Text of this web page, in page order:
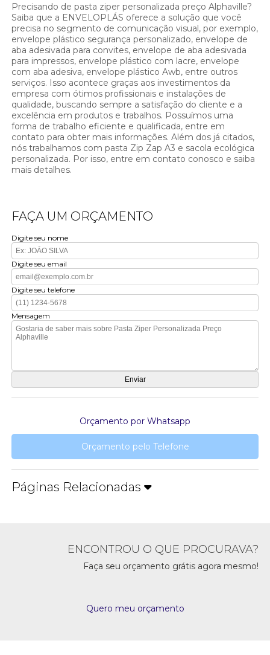
Precisando de pasta ziper personalizada preço Alphaville?
Saiba que a ENVELOPLÁS oferece a solução que você
precisa no segmento de comunicação visual, por exemplo,
envelope plástico segurança personalizado, envelope de
aba adesivada para convites, envelope de aba adesivada
para impressos, envelope plástico com lacre, envelope
com aba adesiva, envelope plástico Awb, entre outros
serviços. Isso acontece graças aos investimentos da
empresa com ótimos profissionais e instalações de
qualidade, buscando sempre a satisfação do cliente e a
excelência em produtos e trabalhos. Possuímos uma
forma de trabalho eficiente e qualificada, entre em
contato para obter mais informações. Além dos já citados,
nós trabalhamos com pasta Zip Zap A3 e sacola ecológica
personalizada. Por isso, entre em contato conosco e saiba
mais detalhes.
FAÇA UM ORÇAMENTO
Digite seu nome
Digite seu email
Digite seu telefone
Mensagem
Orçamento por Whatsapp
Orçamento pelo Telefone
Páginas Relacionadas
ENCONTROU O QUE PROCURAVA?
Faça seu orçamento grátis agora mesmo!
Quero meu orçamento